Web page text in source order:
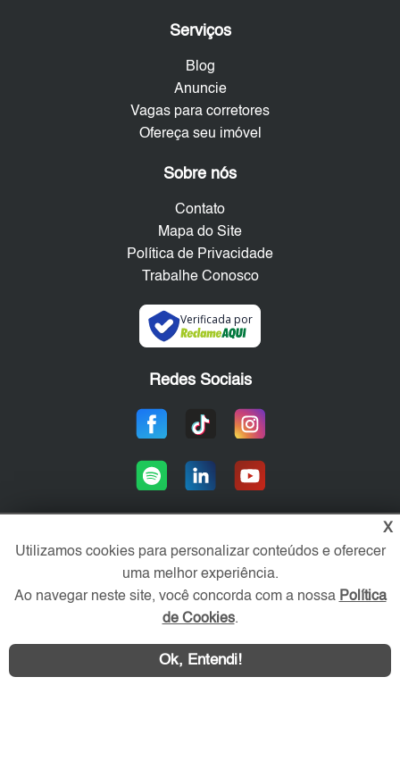
WhatsApp Contatar
Serviços
Blog
Anuncie
Vagas para corretores
Ofereça seu imóvel
Sobre nós
Contato
Mapa do Site
Política de Privacidade
Trabalhe Conosco
Verificada por
Redes Sociais
Área exclusiva aos anunciantes,
acesse sua conta:
X
Utilizamos cookies para personalizar conteúdos e oferecer
uma melhor experiência.
Ao navegar neste site, você concorda com a nossa Política
de Cookies.
Ok, Entendi!